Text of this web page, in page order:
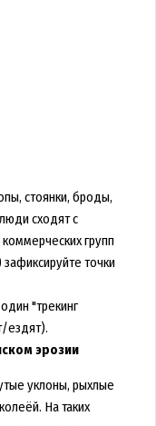
стоянки, броды,
сходят с
групп
точки
"трекинг
ездят).
эрозии
уклоны, рыхлые
На таких